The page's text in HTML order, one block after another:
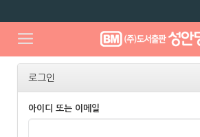
로그인
아이디 또는 이메일